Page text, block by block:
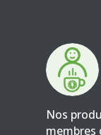
Nos
membres